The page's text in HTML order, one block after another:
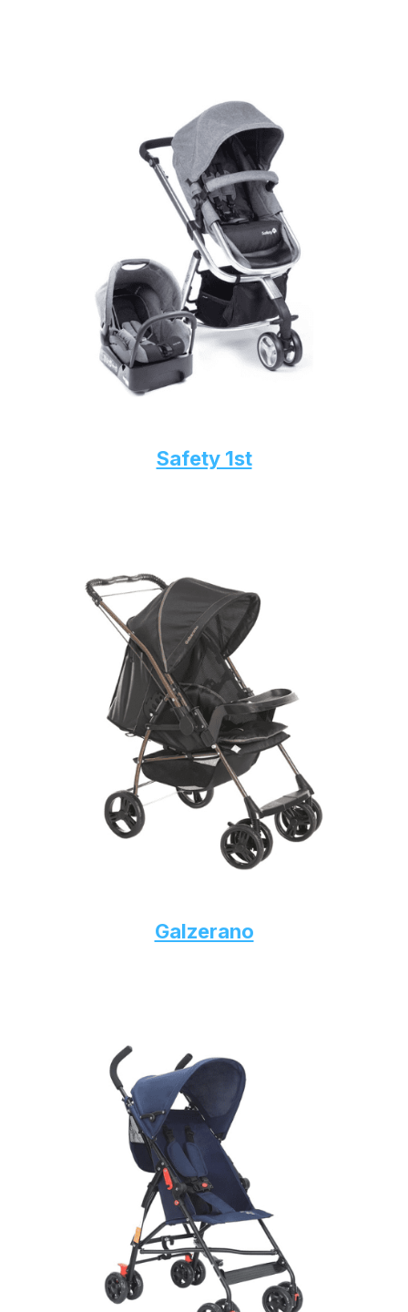
Safety 1st
Galzerano